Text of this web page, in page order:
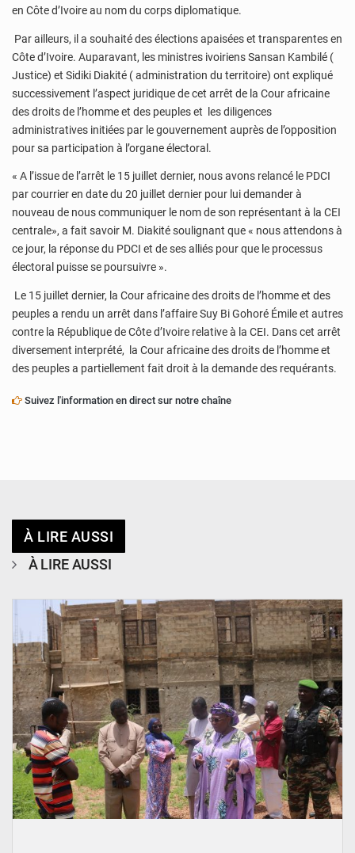
en Côte d’Ivoire au nom du corps diplomatique.
Par ailleurs, il a souhaité des élections apaisées et transparentes en
Côte d’Ivoire. Auparavant, les ministres ivoiriens Sansan Kambilé (
Justice) et Sidiki Diakité ( administration du territoire) ont expliqué
successivement l’aspect juridique de cet arrêt de la Cour africaine
des droits de l’homme et des peuples et les diligences
administratives initiées par le gouvernement auprès de l’opposition
pour sa participation à l’organe électoral.
« A l’issue de l’arrêt le 15 juillet dernier, nous avons relancé le PDCI
par courrier en date du 20 juillet dernier pour lui demander à
nouveau de nous communiquer le nom de son représentant à la CEI
centrale», a fait savoir M. Diakité soulignant que « nous attendons à
ce jour, la réponse du PDCI et de ses alliés pour que le processus
électoral puisse se poursuivre ».
Le 15 juillet dernier, la Cour africaine des droits de l’homme et des
peuples a rendu un arrêt dans l’affaire Suy Bi Gohoré Émile et autres
contre la République de Côte d’Ivoire relative à la CEI. Dans cet arrêt
diversement interprété, la Cour africaine des droits de l’homme et
des peuples a partiellement fait droit à la demande des requérants.
Suivez l'information en direct sur notre chaîne
À LIRE AUSSI
À LIRE AUSSI